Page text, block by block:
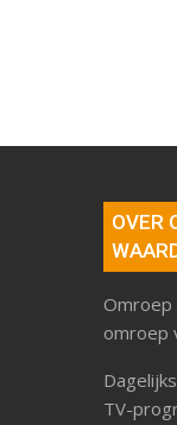
OVER
Omroep
omroep
TV-